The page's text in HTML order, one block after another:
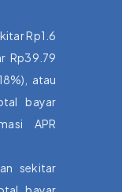
Rp1.6
Rp39.79
atau
bayar
APR
sekitar